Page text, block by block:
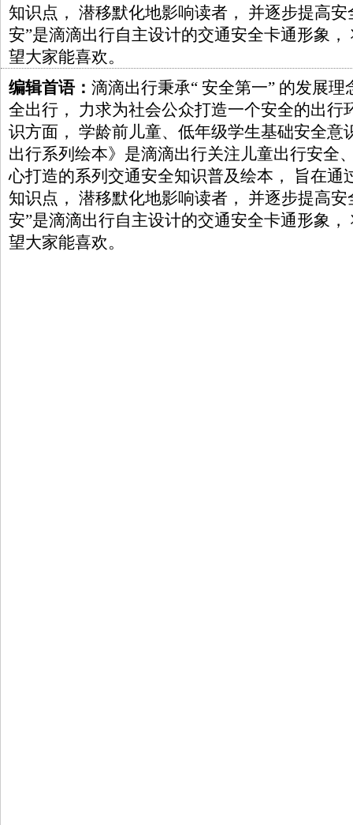
知识点， 潜移默化地影响读者， 并逐步提高
安”是滴滴出行自主设计的交通安全卡通形象
望大家能喜欢。
编辑首语： 滴滴出行秉承“ 安全第一” 的发展
全出行， 力求为社会公众打造一个安全的出行
识方面， 学龄前儿童、低年级学生基础安全意
出行系列绘本》是滴滴出行关注儿童出行安全
心打造的系列交通安全知识普及绘本， 旨在通
知识点， 潜移默化地影响读者， 并逐步提高
安”是滴滴出行自主设计的交通安全卡通形象
望大家能喜欢。